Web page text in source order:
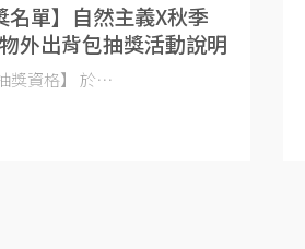
名單】自然主義X秋季
外出背包抽獎活動說明
獎資格】 於⋯